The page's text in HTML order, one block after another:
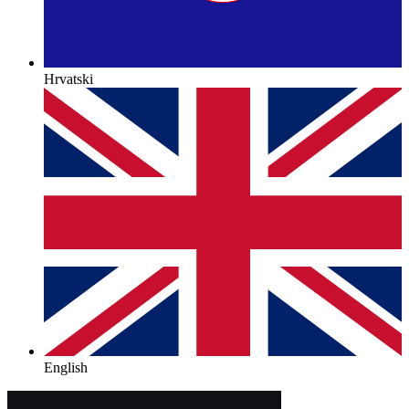
Hrvatski
English